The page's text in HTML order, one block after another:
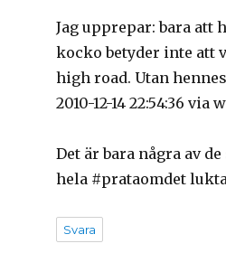
Jag upprepar: bara att
kocko betyder inte att
high road. Utan
2010-12-14 22:54:36 via
Det är bara några av
hela #prataomdet
Svara